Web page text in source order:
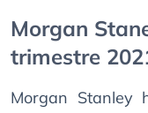
Morgan
trimestre
Morgan Stanley